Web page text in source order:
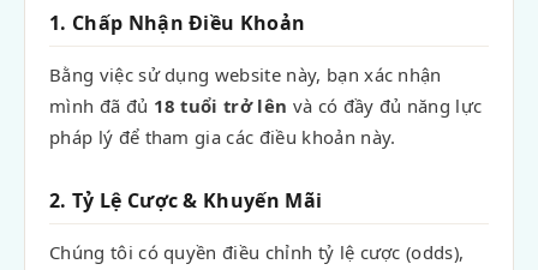
1. Chấp Nhận Điều Khoản
Bằng việc sử dụng website này, bạn xác nhận
mình đã đủ 18 tuổi trở lên và có đầy đủ năng lực
pháp lý để tham gia các điều khoản này.
2. Tỷ Lệ Cược & Khuyến Mãi
Chúng tôi có quyền điều chỉnh tỷ lệ cược (odds),